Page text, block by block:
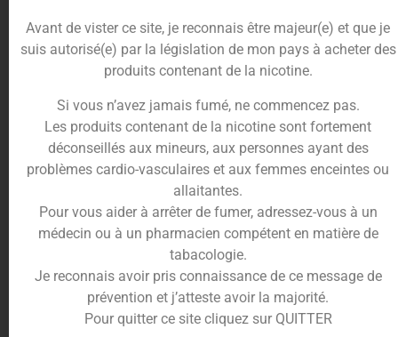
cartouchesKlypsedeInnokinvous
liquidedans lequel est intégré larésistance.
Celles-ci s’adaptent uniquement sur lepod Klypse
du fabricantInnokin.
, lescartouches
d’aller jusqu’à unepuissancede16w.
Le tirage est typé MTLet permet de faire de
Comment remplir votre cartouche
Avant de vister ce site, je reconnais être majeur(e) et que je
suis autorisé(e) par la législation de mon pays à acheter des
produits contenant de la nicotine.
Si vous n’avez jamais fumé, ne commencez pas.
Les produits contenant de la nicotine sont fortement
déconseillés aux mineurs, aux personnes ayant des
problèmes cardio-vasculaires et aux femmes enceintes ou
allaitantes.
Pour vous aider à arrêter de fumer, adressez-vous à un
médecin ou à un pharmacien compétent en matière de
tabacologie.
Je reconnais avoir pris connaissance de ce message de
prévention et j’atteste avoir la majorité.
Pour quitter ce site cliquez sur QUITTER